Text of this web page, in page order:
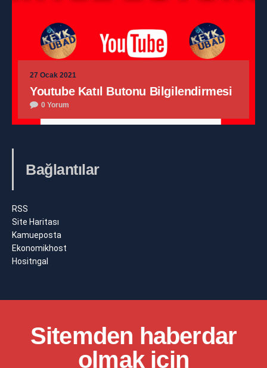
27 Ocak 2021
Youtube Katıl Butonu Bilgilendirmesi
0 Yorum
Bağlantılar
RSS
Site Haritası
Kamueposta
Ekonomikhost
Hositngal
Sitemden haberdar
olmak için